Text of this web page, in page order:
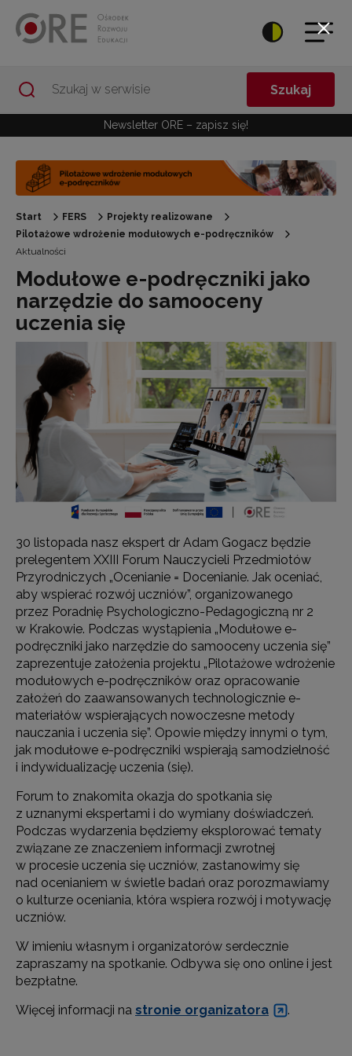
Szukaj
Newsletter ORE – zapisz się!
Start FERS
Projekty realizowane
Pilotażowe wdrożenie modułowych e-podręczników
Aktualności
Modułowe e-podręczniki jako
narzędzie do samooceny
uczenia się
30 listopada nasz ekspert dr Adam Gogacz będzie
prelegentem XXIII Forum Nauczycieli Przedmiotów
Przyrodniczych „Ocenianie = Docenianie. Jak oceniać,
aby wspierać rozwój uczniów”, organizowanego
przez Poradnię Psychologiczno-Pedagogiczną nr 2
w Krakowie. Podczas wystąpienia „Modułowe e-
podręczniki jako narzędzie do samooceny uczenia się”
zaprezentuje założenia projektu „Pilotażowe wdrożenie
modułowych e-podręczników oraz opracowanie
założeń do zaawansowanych technologicznie e-
materiałów wspierających nowoczesne metody
nauczania i uczenia się”. Opowie między innymi o tym,
jak modułowe e-podręczniki wspierają samodzielność
i indywidualizację uczenia (się).
Forum to znakomita okazja do spotkania się
z uznanymi ekspertami i do wymiany doświadczeń.
Podczas wydarzenia będziemy eksplorować tematy
związane ze znaczeniem informacji zwrotnej
w procesie uczenia się uczniów, zastanowimy się
nad ocenianiem w świetle badań oraz porozmawiamy
o kulturze oceniania, która wspiera rozwój i motywację
uczniów.
W imieniu własnym i organizatorów serdecznie
zapraszamy na spotkanie. Odbywa się ono online i jest
bezpłatne.
Więcej informacji na stronie organizatora .